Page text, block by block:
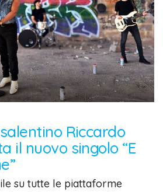
Riccardo
il nuovo singolo “E
su tutte le piattaforme